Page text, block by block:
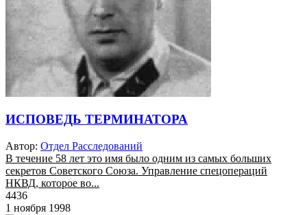
ИСПОВЕДЬ ТЕРМИНАТОРА
Автор: Отдел Расследований
В течение 58 лет это имя было одним из самых больших
секретов Советского Союза. Управление спецопераций
НКВД, которое во...
4436
1 ноября 1998